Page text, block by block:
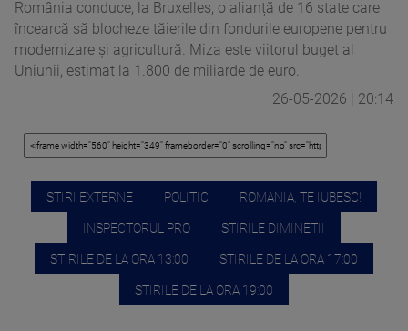
România conduce, la Bruxelles, o alianță de 16 state care
încearcă să blocheze tăierile din fondurile europene pentru
modernizare și agricultură. Miza este viitorul buget al
Uniunii, estimat la 1.800 de miliarde de euro.
26-05-2026 | 20:14
STIRI EXTERNE POLITIC ROMANIA, TE IUBESC!
INSPECTORUL PRO STIRILE DIMINETII
STIRILE DE LA ORA 13:00 STIRILE DE LA ORA 17:00
STIRILE DE LA ORA 19:00